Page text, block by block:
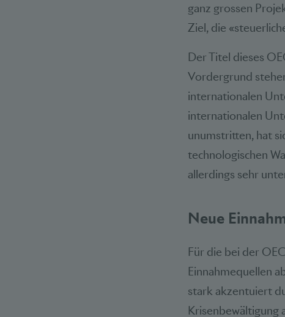
ganz grossen
Ziel, die
Der Titel dieses
Vordergrund
internationalen
internationalen
unumstritten, hat
technologischen
allerdings sehr
Neue
Für die bei der
Einnahmequellen
stark akzentuiert
Krisenbewältigung